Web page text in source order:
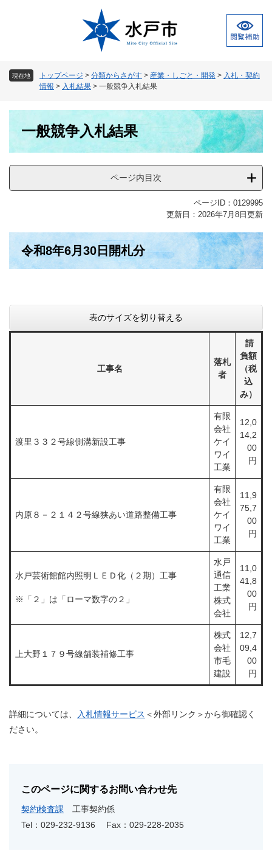
現在地 トップページ > 分類からさがす > 産業・しごと・開発 > 入札・契約
情報 > 入札結果 > 一般競争入札結果
一般競争入札結果
ページ内目次
ページID：0129995
更新日：2026年7月8日更新
令和8年6月30日開札分​​​​​​​​​​
表のサイズを切り替える
工事名
落札
者
請
負額
（税
込
み）
渡里３３２号線側溝新設工事
有限
会社
ケイ
ワイ
工業
12,0
14,2
00
円
内原８－２１４２号線狭あい道路整備工事
有限
会社
ケイ
ワイ
工業
11,9
75,7
00
円
水戸芸術館館内照明ＬＥＤ化（２期）工事
※「２」は「ローマ数字の２」
水戸
通信
工業
株式
会社
11,0
41,8
00
円
上大野１７９号線舗装補修工事
株式
会社
市毛
建設
12,7
09,4
00
円
詳細については、 入札情報サービス ＜外部リンク＞から御確認く
ださい。
このページに関するお問い合わせ先
契約検査課
工事契約係
Tel：029-232-9136
Fax：029-228-2035